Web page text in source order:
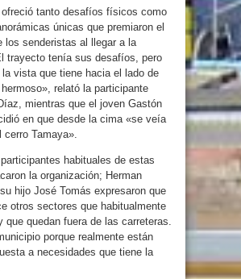
tanto desafíos físicos como
únicas que premiaron el
los senderistas al llegar a la
trayecto tenía sus desafíos, pero
la vista que tiene hacia el lado de
relató la participante
mientras que el joven Gastón
en que desde la cima «se veía
cerro Tamaya».
habituales de estas
la organización; Herman
hijo José Tomás expresaron que
otros sectores que habitualmente
que quedan fuera de las carreteras.
porque realmente están
a necesidades que tiene la